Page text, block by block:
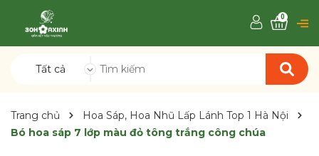
Tất cả
0
Trang chủ
Hoa Sáp, Hoa Nhũ Lấp Lánh Top 1 Hà Nội
Bó hoa sáp 7 lớp màu đỏ tông trắng công chúa